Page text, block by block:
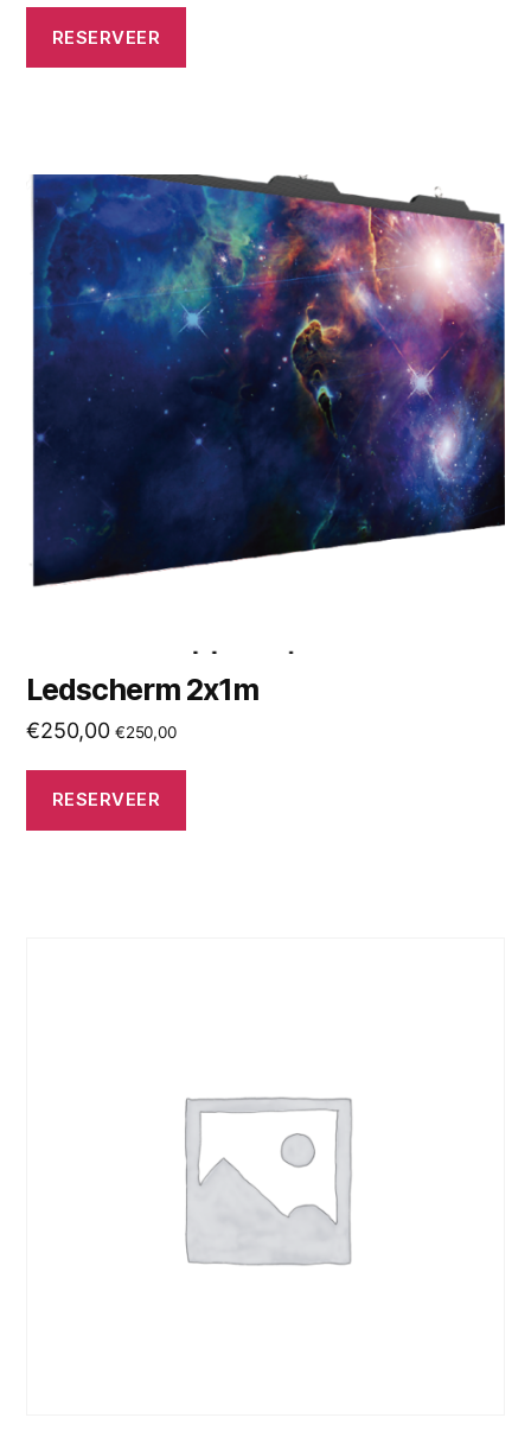
RESERVEER
Ledscherm 2x1m
€250,00 €250,00
RESERVEER